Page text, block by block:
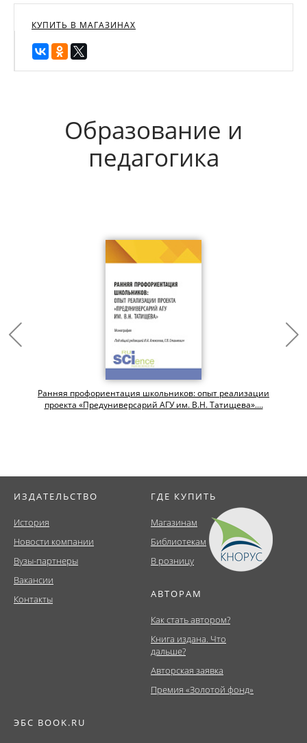
КУПИТЬ В МАГАЗИНАХ
Образование и
педагогика
Ранняя профориентация школьников: опыт реализации
проекта «Предуниверсарий АГУ им. В.Н. Татищева»....
ИЗДАТЕЛЬСТВО
История
Новости компании
Вузы-партнеры
Вакансии
Контакты
ГДЕ КУПИТЬ
Магазинам
Библиотекам
В розницу
АВТОРАМ
Как стать автором?
Книга издана. Что
дальше?
Авторская заявка
Премия «Золотой фонд»
ЭБС BOOK.RU